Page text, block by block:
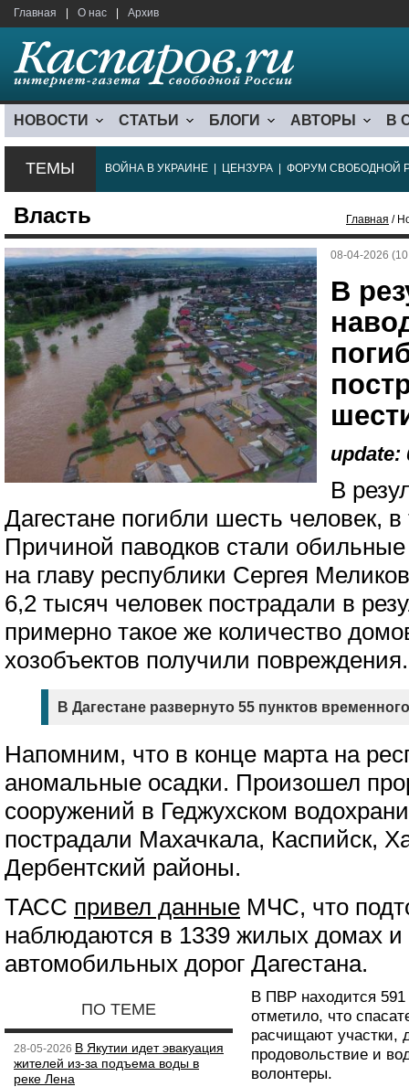
Главная О нас Архив
НОВОСТИ СТАТЬИ БЛОГИ АВТОРЫ В
ТЕМЫ ВОЙНА В УКРАИНЕ ЦЕНЗУРА ФОРУМ СВОБОДНОЙ
Власть Главная /
08-04-2026
В
update:
В
Дагестане погибли шесть человек,
Причиной паводков стали
на главу республики Сергея
6,2 тысяч человек пострадали в
примерно такое же количество
хозобъектов получили повреждения.
В Дагестане развернуто 55 пунктов
Напомним, что в конце марта на
аномальные осадки. Произошел
сооружений в Геджухском
пострадали Махачкала, Каспийск,
Дербентский районы.
ТАСС привел данные МЧС, что
наблюдаются в 1339 жилых домах и
автомобильных дорог Дагестана.
ПО ТЕМЕ
28-05-2026 В Якутии идет эвакуация
жителей из-за подъема воды в
реке Лена
В ПВР находится
отметило, что
расчищают участки,
продовольствие и
волонтеры.